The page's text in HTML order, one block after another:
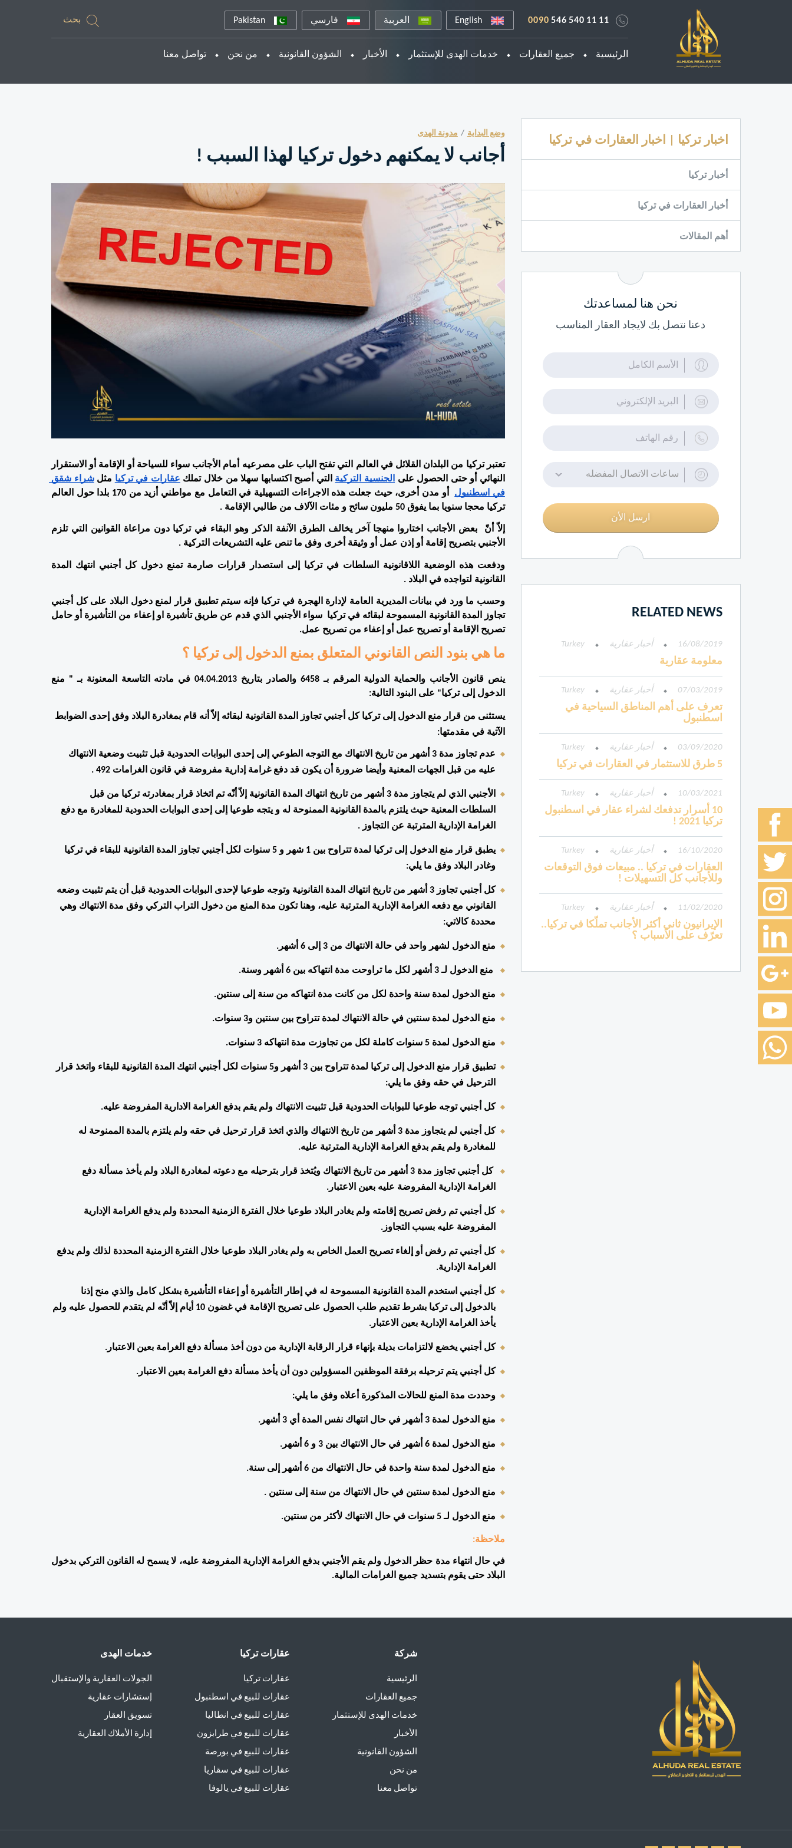
0090 546 540 11 11
English العربية فارسي Pakistan بحث
الرئيسية جميع العقارات خدمات الهدى للإستثمار الأخبار الشؤون القانونية من نحن تواصل معنا
اخبار تركيا | اخبار العقارات في تركيا
أخبار تركيا
أخبار العقارات في تركيا
أهم المقالات
نحن هنا لمساعدتك
دعنا نتصل بك لايجاد العقار المناسب
ساعات الاتصال المفضله
ارسل الأن
RELATED NEWS
16/08/2019 أخبار عقارية Turkey
معلومة عقارية
07/03/2019 أخبار عقارية Turkey
تعرف على أهم المناطق السياحية في
اسطنبول
03/09/2020 أخبار عقارية Turkey
5 طرق للاستثمار في العقارات في تركيا
10/03/2021 أخبار عقارية Turkey
10 أسرار تدفعك لشراء عقار في اسطنبول
تركيا 2021 !
16/10/2020 أخبار عقارية Turkey
العقارات في تركيا .. مبيعات فوق التوقعات
وللأجانب كل التسهيلات !
11/02/2020 أخبار عقارية Turkey
الإيرانيون ثاني أكثر الأجانب تملّكا في تركيا..
تعرّف على الأسباب ؟
وضع البداية مدونة الهدى
أجانب لا يمكنهم دخول تركيا لهذا السبب !
النهائي أو حتى الحصول على
الجنسية التركية التي أصبح اكتسابها سهلا من خلال تملك عقارات في تركيا مثل
في اسطنبول
تركيا محجا سنويا بما يفوق 50 مليون سائح و مئات الآلاف من طالبي الإقامة .
الأجنبي بتصريح إقامة أو إذن عمل أو وثيقة أخرى وفق ما تنص عليه التشريعات التركية .
القانونية لتواجده في البلاد .
تصريح الإقامة أو تصريح عمل أو إعفاء من تصريح عمل.
ما هي بنود النص القانوني المتعلق بمنع الدخول إلى تركيا ؟
الدخول إلى تركيا" على البنود التالية:
الآتية في مقدمتها:
عليه من قبل الجهات المعنية وأيضا ضرورة أن يكون قد دفع غرامة إدارية مفروضة في قانون الغرامات 492 .
الغرامة الإدارية المترتبة عن التجاوز .
وغادر البلاد وفق ما يلي:
محددة كالاتي:
منع الدخول لشهر واحد في حالة الانتهاك من 3 إلى 6 أشهر.
منع الدخول لـ 3 أشهر لكل ما تراوحت مدة انتهاكه بين 6 أشهر وسنة.
منع الدخول لمدة سنة واحدة لكل من كانت مدة انتهاكه من سنة إلى سنتين.
منع الدخول لمدة سنتين في حالة الانتهاك لمدة تتراوح بين سنتين و3 سنوات.
منع الدخول لمدة 5 سنوات كاملة لكل من تجاوزت مدة انتهاكه 3 سنوات.
الترحيل في حقه وفق ما يلي:
كل أجنبي توجه طوعيا للبوابات الحدودية قبل تثبيت الانتهاك ولم يقم بدفع الغرامة الادارية المفروضة عليه.
للمغادرة ولم يقم بدفع الغرامة الإدارية المترتبة عليه.
الغرامة الإدارية المفروضة عليه بعين الاعتبار.
المفروضة عليه بسبب التجاوز.
الغرامة الإدارية.
يأخذ الغرامة الإدارية بعين الاعتبار.
كل أجنبي يخضع لالتزامات بديلة بإنهاء قرار الرقابة الإدارية من دون أخذ مسألة دفع الغرامة بعين الاعتبار.
كل أجنبي يتم ترحيله برفقة الموظفين المسؤولين دون أن يأخذ مسألة دفع الغرامة بعين الاعتبار.
وحددت مدة المنع للحالات المذكورة أعلاه وفق ما يلي:
منع الدخول لمدة 3 أشهر في حال انتهاك نفس المدة أي 3 أشهر.
منع الدخول لمدة 6 أشهر في حال الانتهاك بين 3 و 6 أشهر.
منع الدخول لمدة سنة واحدة في حال الانتهاك من 6 أشهر إلى سنة.
منع الدخول لمدة سنتين في حال الانتهاك من سنة إلى سنتين .
منع الدخول لـ 5 سنوات في حال الانتهاك لأكثر من سنتين.
ملاحظة:
البلاد حتى يقوم بتسديد جميع الغرامات المالية.
شركة
الرئيسية
جميع العقارات
خدمات الهدى للإستثمار
الأخبار
الشؤون القانونية
من نحن
تواصل معنا
عقارات تركيا
عقارات تركيا
عقارات للبيع في اسطنبول
عقارات للبيع في انطاليا
عقارات للبيع في طرابزون
عقارات للبيع في بورصة
عقارات للبيع في سقاريا
عقارات للبيع في يالوفا
خدمات الهدى
الجولات العقارية والإستقبال
إستشارات عقارية
تسويق العقار
إدارة الأملاك العقارية